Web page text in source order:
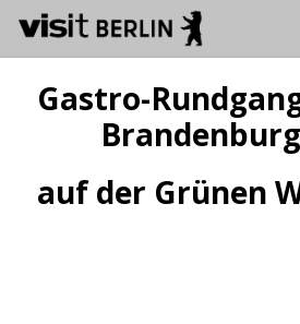
Gastro-
auf der Grünen